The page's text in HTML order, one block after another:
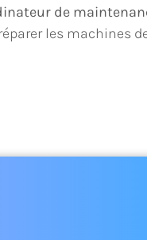
de
les machines